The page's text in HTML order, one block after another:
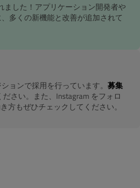
ました！アプリケーション開発者や
多くの新機能と改善が追加されて
ョンで採用を行っています。 募集
ださい。また、Instagram をフォロ
方もぜひチェックしてください。